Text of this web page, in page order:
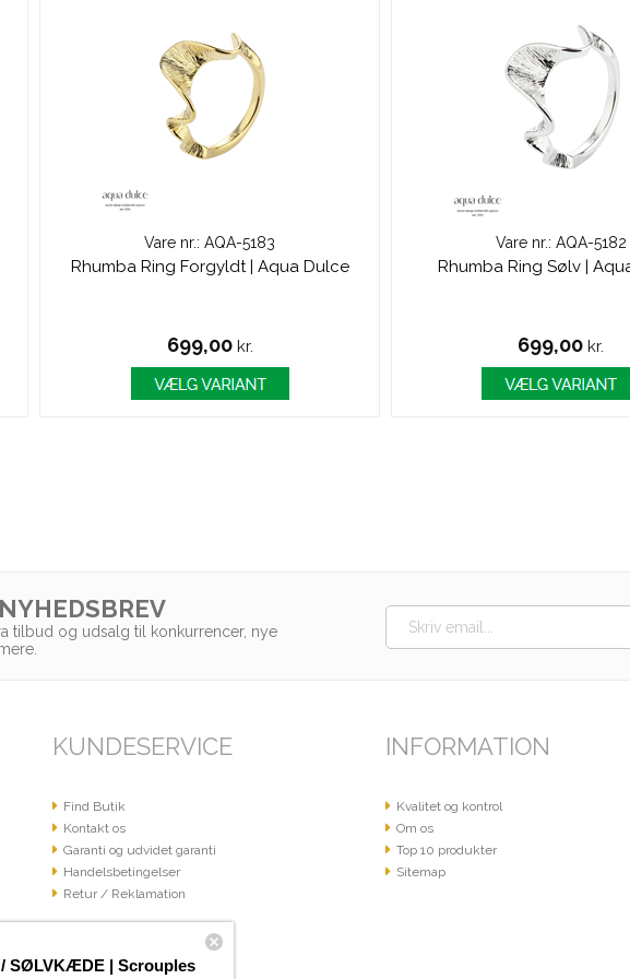
Vare nr.: AQA-5183
Rhumba Ring Forgyldt | Aqua Dulce
699,00 kr.
Vare nr.: AQA-5182
Rhumba Ring Sølv |
699,00kr.
tilbud og udsalg til konkurrencer, nye
KUNDESERVICE
Find Butik
Kontakt os
Garanti og udvidet garanti
Handelsbetingelser
Retur / Reklamation
INFORMATION
Kvalitet og kontrol
Om os
Top 10 produkter
Sitemap
SØLVKÆDE | Scrouples